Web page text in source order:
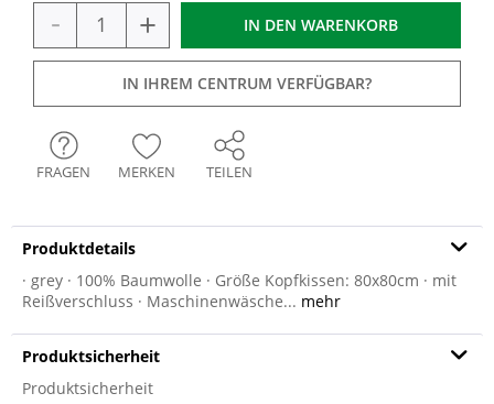
- + IN DEN WARENKORB
IN IHREM CENTRUM VERFÜGBAR?
FRAGEN MERKEN TEILEN
Produktdetails
· grey · 100% Baumwolle · Größe Kopfkissen: 80x80cm · mit
Reißverschluss · Maschinenwäsche... mehr
Produktsicherheit
Produktsicherheit